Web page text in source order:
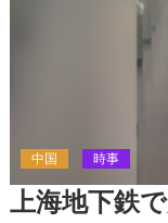
中国 時事
上海地下鉄